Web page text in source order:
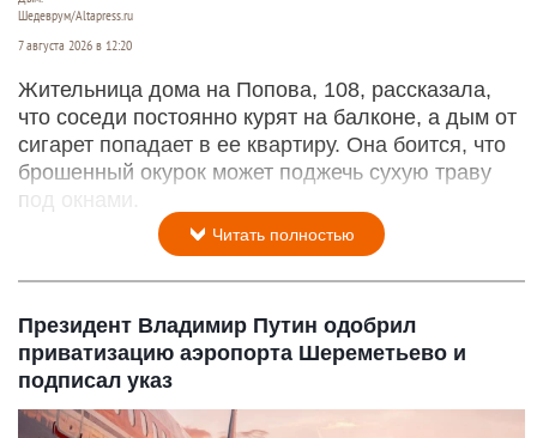
Шедеврум/Altapress.ru
7 августа 2026 в 12:20
Жительница дома на Попова, 108, рассказала,
что соседи постоянно курят на балконе, а дым от
сигарет попадает в ее квартиру. Она боится, что
брошенный окурок может поджечь сухую траву
под окнами.
Читать полностью
Президент Владимир Путин одобрил
приватизацию аэропорта Шереметьево и
подписал указ